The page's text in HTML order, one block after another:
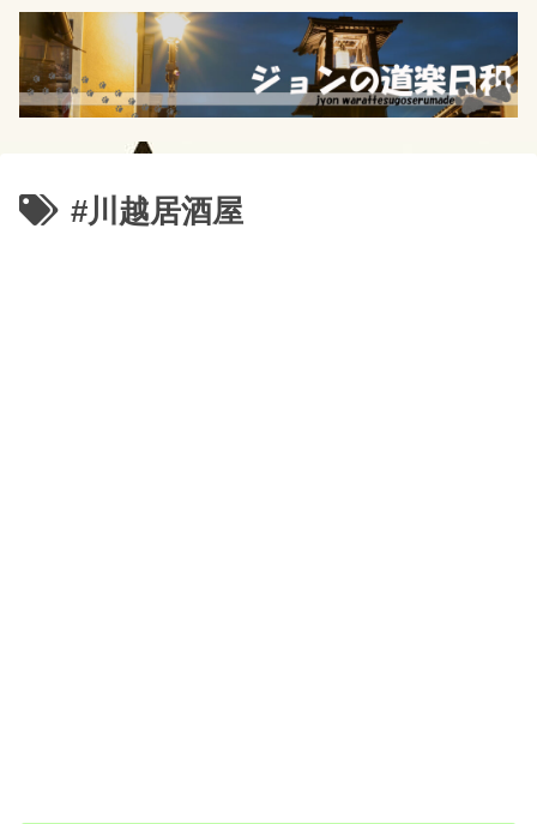
#川越居酒屋